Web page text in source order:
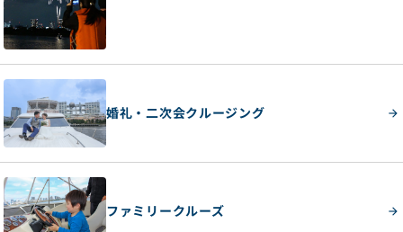
婚礼・二次会クルージング
ファミリークルーズ